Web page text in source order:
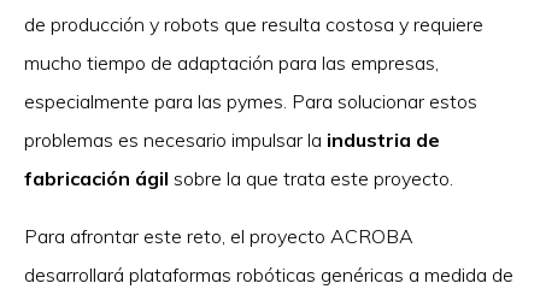
de producción y robots que resulta costosa y requiere
mucho tiempo de adaptación para las empresas,
especialmente para las pymes. Para solucionar estos
problemas es necesario impulsar la industria de
fabricación ágil sobre la que trata este proyecto.
Para afrontar este reto, el proyecto ACROBA
desarrollará plataformas robóticas genéricas a medida de